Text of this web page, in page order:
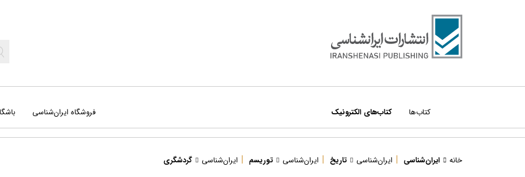
کتاب‌ها
دسته‌بندی کتاب‌ها:
کتاب‌های الکترونیک فروشگاه ایران‌شناسی
درباره ماخانه ایران‌شناسی | ایران‌شناسی تاریخ | ایران‌شناسی توریسم | ایران‌شناسی گردشگری